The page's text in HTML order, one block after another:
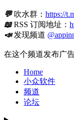
💬吹水群： https://
📖RSS 订阅地址：
📣发现频道
在这个频道发布广告
Home
小众软件
频道
论坛